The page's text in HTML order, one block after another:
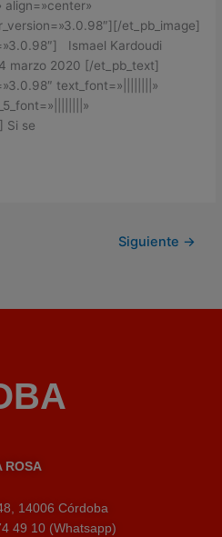
align=»center»
et_pb_image]
Ismael Kardoudi
marzo 2020 [/et_pb_text]
text_font=»||||||||»
Si se
Siguiente →
ROSA
14006 Córdoba
49 10 (Whatsapp)